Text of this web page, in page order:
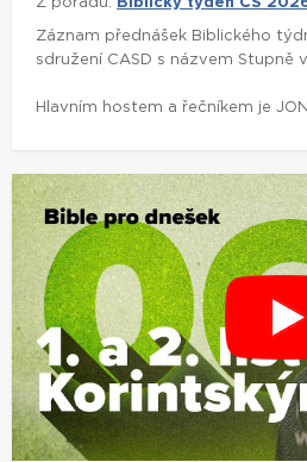
Záznam přednášek Biblického
sdružení CASD s názvem Stupně
Hlavním hostem a řečníkem je